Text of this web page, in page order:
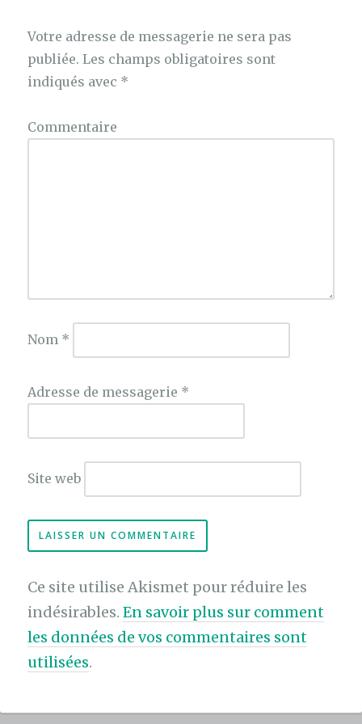
Votre adresse de messagerie ne sera pas
publiée. Les champs obligatoires sont
indiqués avec *
Commentaire
Nom *
Adresse de messagerie *
Site web
Ce site utilise Akismet pour réduire les
indésirables.En savoir plus sur comment
les données de vos commentaires sont
utilisées.